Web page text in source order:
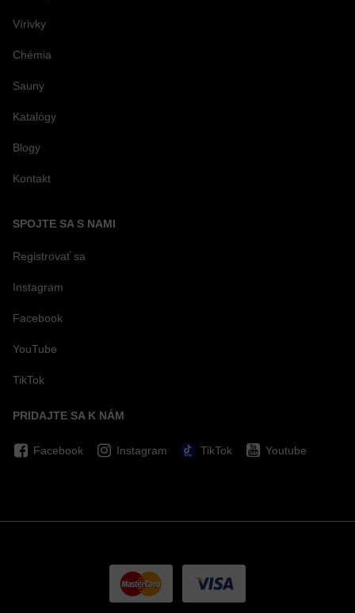
Vírivky
Chémia
Sauny
Katalógy
Blogy
Kontakt
SPOJTE SA S NAMI
Registrovať sa
Instagram
Facebook
YouTube
TikTok
PRIDAJTE SA K NÁM
Facebook Instagram TikTok Youtube